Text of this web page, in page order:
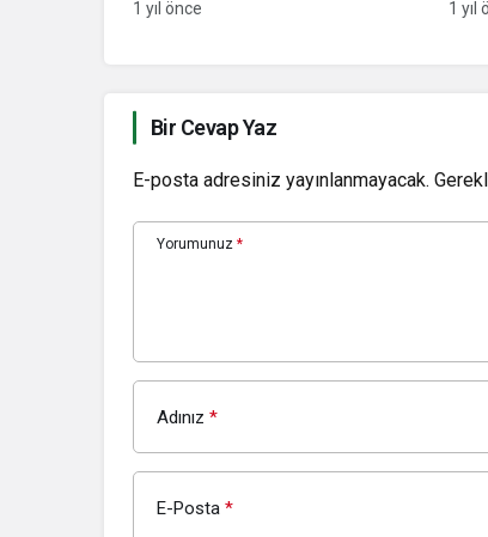
12 Mayıs
1 yıl önce 1 yıl
Bir Cevap Yaz
E-posta adresiniz yayınlanmayacak.
Yorumunuz *
Adınız *
E-Posta *